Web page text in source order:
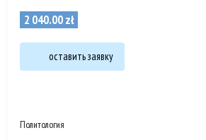
2 040.00zł
оставить заявку
Политология